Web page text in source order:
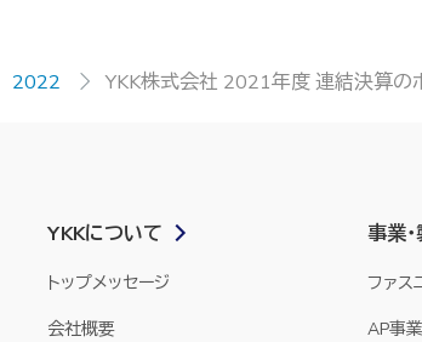
2022 YKK株式会社 2021年度 連結決算の
YKKについて
トップメッセージ
会社概要
事業
ファス
AP事業